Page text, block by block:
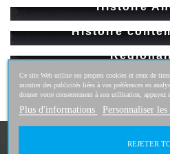
Histoire
Histoire
Ce site Web utilise ses propres cookies et ceux de
montrer des publicités liées à vos préférences en
donner votre consentement à son utilisation, appuyez
Plus d'informations Personnaliser les
REJETER